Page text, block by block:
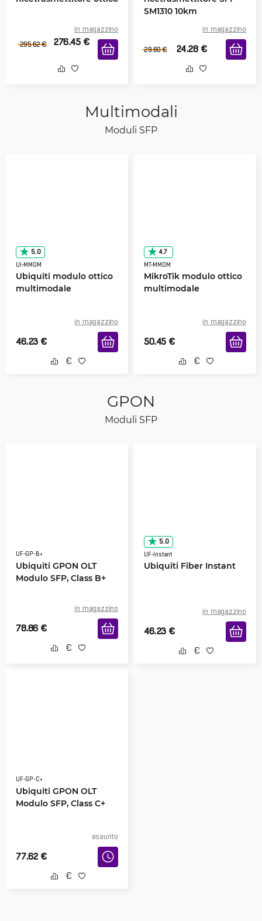
in magazzino
295.62 € 276.45 €
SM1310 10km
in magazzino
29.60 € 24.28 €
Multimodali
Moduli SFP
5.0
UI-MMOM
Ubiquiti modulo ottico
multimodale
in magazzino
46.23 €
4.7
MT-MMOM
MikroTik modulo ottico
multimodale
in magazzino
50.45 €
GPON
Moduli SFP
UF-GP-B+
Ubiquiti GPON OLT
Modulo SFP, Class B+
in magazzino
78.86 €
5.0
UF-Instant
Ubiquiti Fiber Instant
in magazzino
46.23 €
UF-GP-C+
Ubiquiti GPON OLT
Modulo SFP, Class C+
esaurito
77.62 €